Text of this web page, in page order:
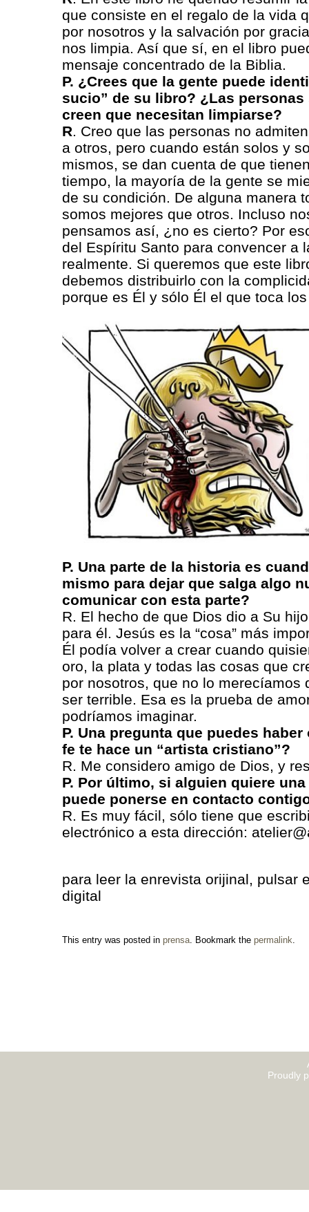
que consiste en el regalo de la vida
por nosotros y la salvación por
nos limpia. Así que sí, en el libro
mensaje concentrado de la Biblia.
P. ¿Crees que la gente puede
sucio” de su libro? ¿Las
creen que necesitan limpiarse?
R. Creo que las personas no
a otros, pero cuando están solos y
mismos, se dan cuenta de que
tiempo, la mayoría de la gente se
de su condición. De alguna manera
somos mejores que otros. Incluso
pensamos así, ¿no es cierto? Por
del Espíritu Santo para convencer a
realmente. Si queremos que este
debemos distribuirlo con la
porque es Él y sólo Él el que toca
P. Una parte de la historia es
mismo para dejar que salga algo
comunicar con esta parte?
R. El hecho de que Dios dio a Su
para él. Jesús es la “cosa” más
Él podía volver a crear cuando
oro, la plata y todas las cosas que
por nosotros, que no lo merecíamos
ser terrible. Esa es la prueba de
podríamos imaginar.
P. Una pregunta que puedes
fe te hace un “artista cristiano”?
R. Me considero amigo de Dios, y
P. Por último, si alguien quiere
puede ponerse en contacto
R. Es muy fácil, sólo tiene que
electrónico a esta dirección:
para leer la enrevista orijinal, pulsar
digital
This entry was posted in prensa. Bookmark the permalink.
Proudly